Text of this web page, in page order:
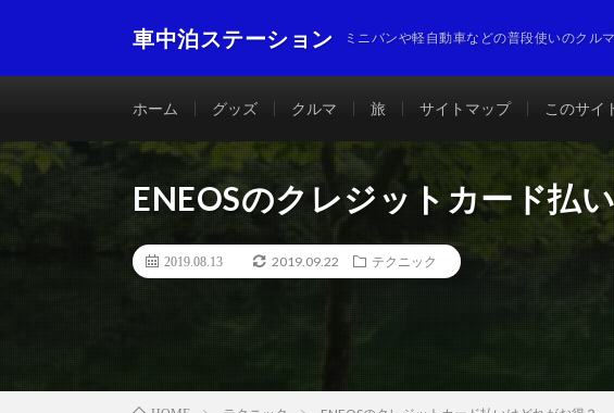
車中泊ステーション ミニバンや軽自動車などの普段使いのクル
ホーム グッズ クルマ 旅 サイトマップ このサイ
ENEOSのクレジットカード払
2019.08.13 2019.09.22 テクニック